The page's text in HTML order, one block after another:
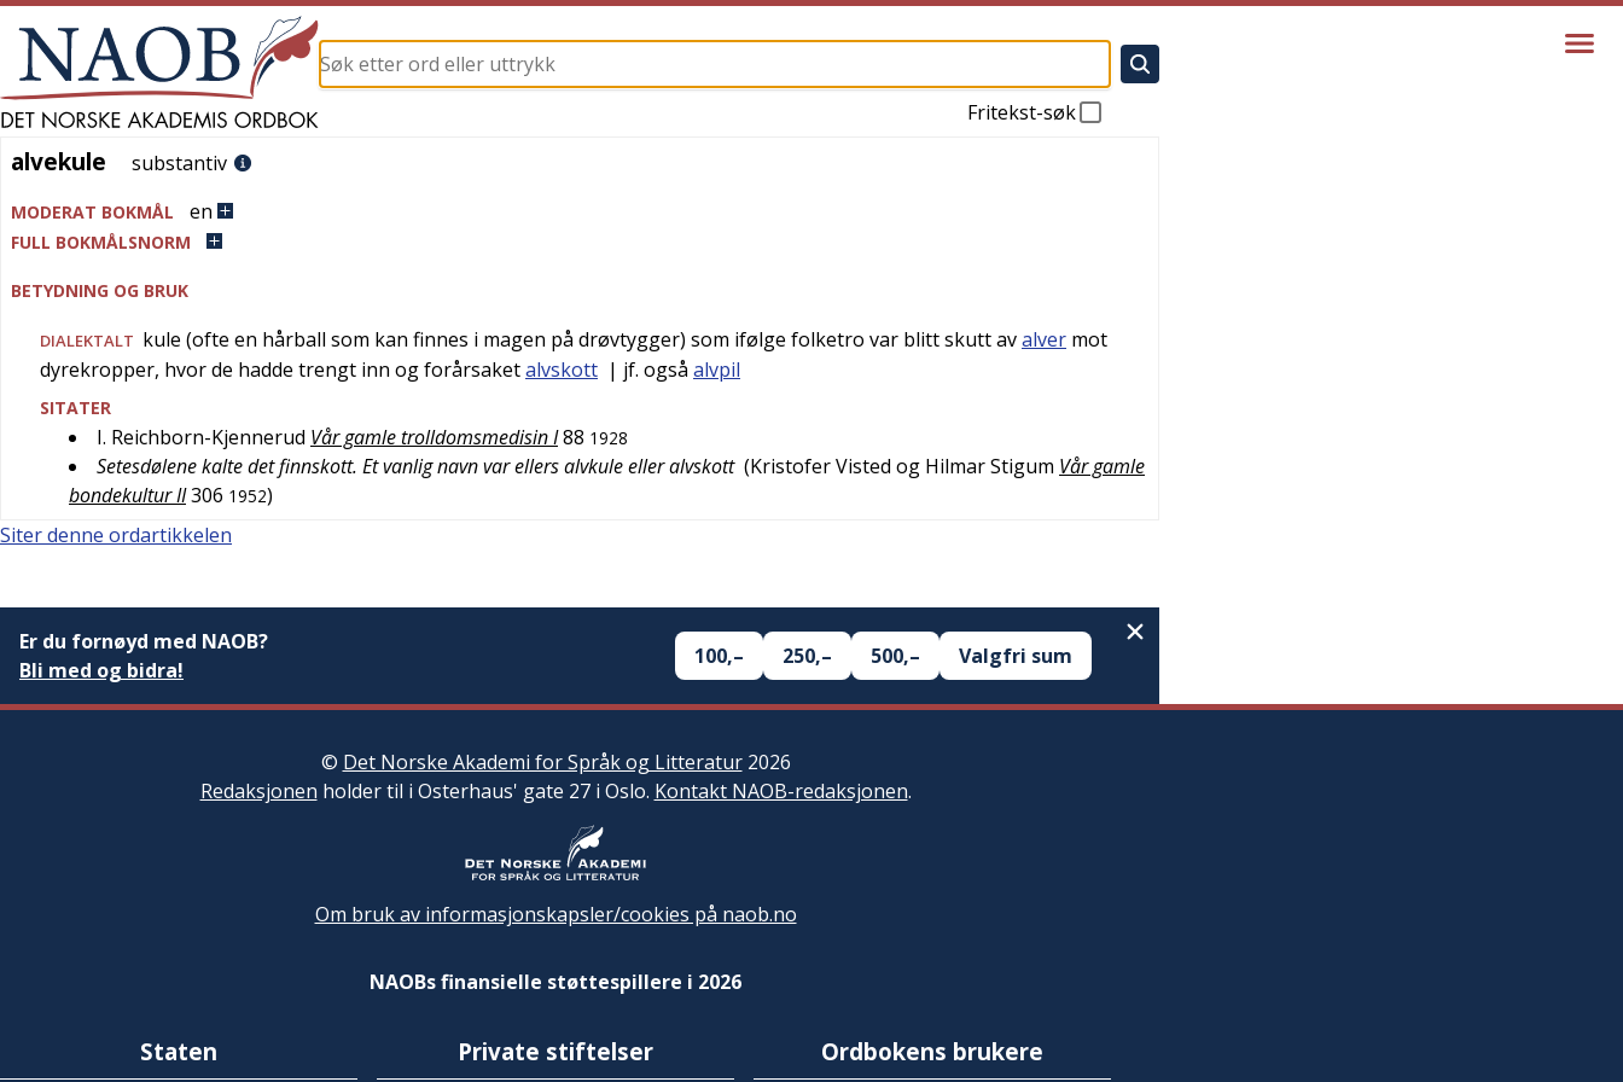
Fritekst-søk
alvekule
alvekule substantiv
MODERAT BOKMÅL en
FULL BOKMÅLSNORM
BETYDNING OG BRUK
DIALEKTALT kule (ofte en hårball som kan finnes i magen på drøvtygger) som ifølge folketro var blitt skutt avalver mot
dyrekropper, hvor de hadde trengt inn og forårsaketalvskott | jf. også alvpil
SITATER
I. Reichborn-Kjennerud Vår gamle trolldomsmedisin I88 1928
Setesdølene kalte det finnskott. Et vanlig navn var ellers alvkule eller alvskott (Kristofer Visted og Hilmar Stigum Vår gamle
bondekultur II306 1952)
Siter denne ordartikkelen
Er du fornøyd med NAOB?
Bli med og bidra!
100,– 250,– 500,– Valgfri sum
© Det Norske Akademi for Språk og Litteratur2026
Redaksjonen holder til i Osterhaus' gate 27 i Oslo. Kontakt NAOB-redaksjonen.
Om bruk av informasjonskapsler/cookies på naob.no
NAOBs finansielle støttespillere i 2026
Staten Private stiftelser Ordbokens brukere